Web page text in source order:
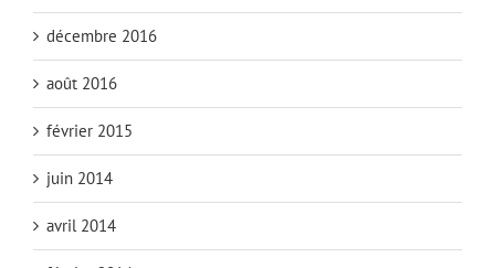
décembre 2016
août 2016
février 2015
juin 2014
avril 2014